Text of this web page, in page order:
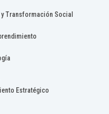
Transformación Social
Estratégico